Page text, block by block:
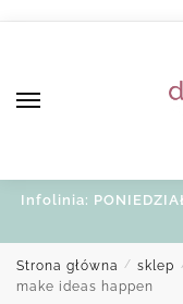
Infolinia:
Strona główna / sklep
make ideas happen